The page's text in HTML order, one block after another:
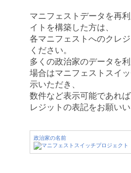
マニフェストデータを再
イトを構築した方は、
各マニフェストへのクレ
ください。
多くの政治家のデータを
場合はマニフェストスイ
示いただき、
数件など表示可能であれ
レジットの表記をお願いい
政治家の名前